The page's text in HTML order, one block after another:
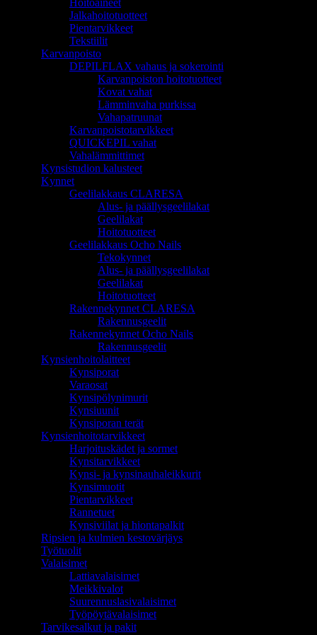
Hoitoaineet
Jalkahoitotuotteet
Pientarvikkeet
Tekstiilit
Karvanpoisto
DEPILFLAX vahaus ja sokerointi
Karvanpoiston hoitotuotteet
Kovat vahat
Lämminvaha purkissa
Vahapatruunat
Karvanpoistotarvikkeet
QUICKEPIL vahat
Vahalämmittimet
Kynsistudion kalusteet
Kynnet
Geelilakkaus CLARESA
Alus- ja päällysgeelilakat
Geelilakat
Hoitotuotteet
Geelilakkaus Ocho Nails
Tekokynnet
Alus- ja päällysgeelilakat
Geelilakat
Hoitotuotteet
Rakennekynnet CLARESA
Rakennusgeelit
Rakennekynnet Ocho Nails
Rakennusgeelit
Kynsienhoitolaitteet
Kynsiporat
Varaosat
Kynsipölynimurit
Kynsiuunit
Kynsiporan terät
Kynsienhoitotarvikkeet
Harjoituskädet ja sormet
Kynsitarvikkeet
Kynsi- ja kynsinauhaleikkurit
Kynsimuotit
Pientarvikkeet
Rannetuet
Kynsiviilat ja hiontapalkit
Ripsien ja kulmien kestovärjäys
Työtuolit
Valaisimet
Lattiavalaisimet
Meikkivalot
Suurennuslasivalaisimet
Työpöytävalaisimet
Tarvikesalkut ja pakit